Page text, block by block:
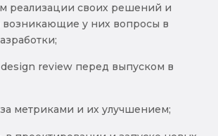
реализации своих решений и
возникающие у них вопросы в
review перед выпуском в
метриками и их улучшением;